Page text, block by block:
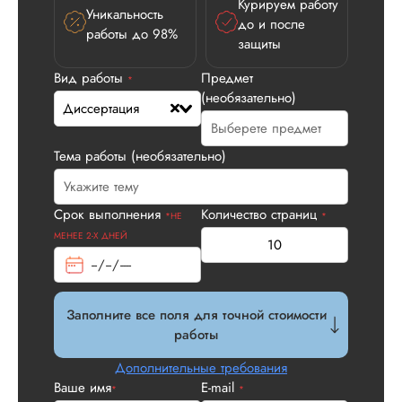
Уникальность
работы до 98%
Курируем работу
до и после
защиты
Вид работы *
Диссертация
Предмет
(необязательно)
Тема работы (необязательно)
Срок выполнения *НЕ
МЕНЕЕ 2-Х ДНЕЙ
Количество страниц *
Заполните все поля для точной стоимости
работы
Дополнительные требования
Ваше имя* E-mail *
Вид работы:
У нас с другом
заказ на
устроила стоимость